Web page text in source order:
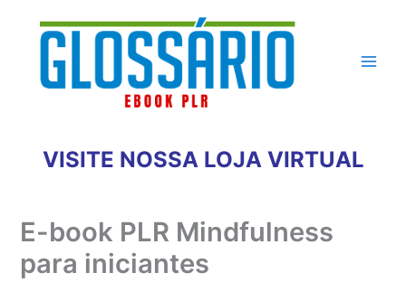
conteúdo
VISITE NOSSA LOJA VIRTUAL
E-book PLR Mindfulness
para iniciantes